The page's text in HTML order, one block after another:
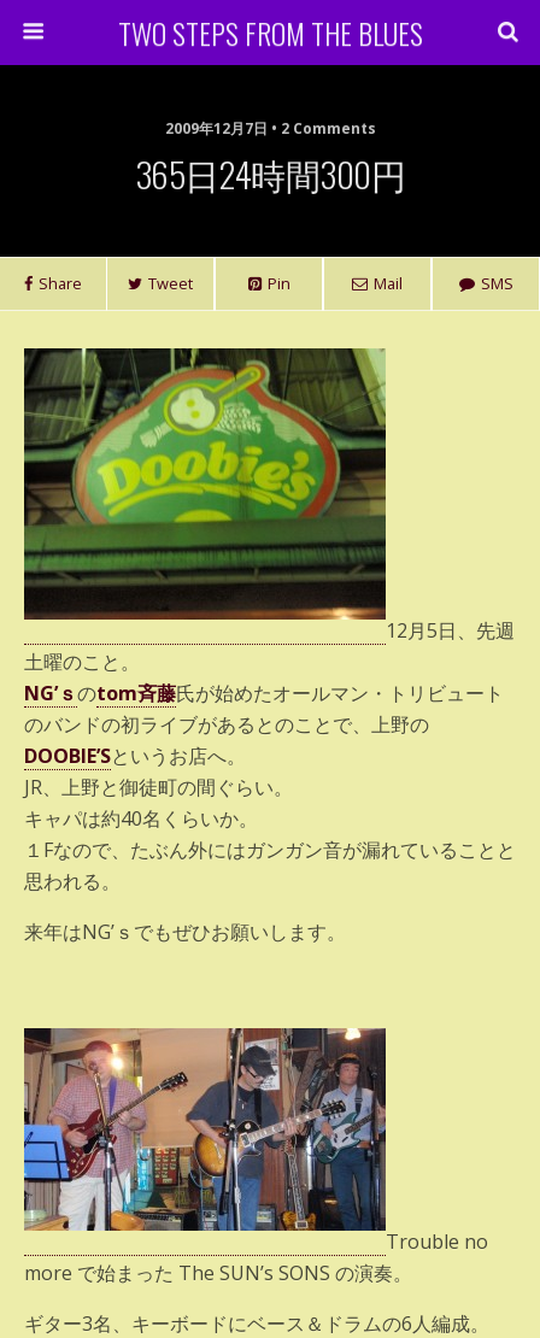
TWO STEPS FROM THE BLUES
2009年12月7日 • 2 Comments
365日24時間300円
Share Tweet Pin Mail SMS
12月5日、先週
土曜のこと。
NG’ｓのtom斉藤氏が始めたオールマン・トリビュート
のバンドの初ライブがあるとのことで、上野の
DOOBIE’Sというお店へ。
JR、上野と御徒町の間ぐらい。
キャパは約40名くらいか。
１Fなので、たぶん外にはガンガン音が漏れていることと
思われる。
来年はNG’ｓでもぜひお願いします。
Trouble no
more で始まった The SUN’s SONS の演奏。
ギター3名、キーボードにベース＆ドラムの6人編成。